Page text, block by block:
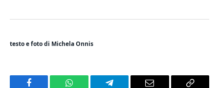
testo e foto di Michela Onnis